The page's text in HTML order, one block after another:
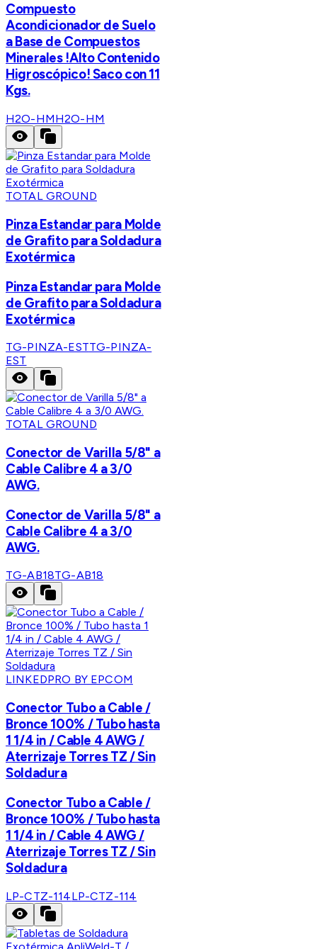
Compuesto
Acondicionador de Suelo
a Base de Compuestos
Minerales !Alto Contenido
Higroscópico! Saco con 11
Kgs.
H2O-HMH2O-HM
TOTAL GROUND
Pinza Estandar para Molde
de Grafito para Soldadura
Exotérmica
Pinza Estandar para Molde
de Grafito para Soldadura
Exotérmica
TG-PINZA-ESTTG-PINZA-
EST
TOTAL GROUND
Conector de Varilla 5/8" a
Cable Calibre 4 a 3/0
AWG.
Conector de Varilla 5/8" a
Cable Calibre 4 a 3/0
AWG.
TG-AB18TG-AB18
LINKEDPRO BY EPCOM
Conector Tubo a Cable /
Bronce 100% / Tubo hasta
1 1/4 in / Cable 4 AWG /
Aterrizaje Torres TZ / Sin
Soldadura
Conector Tubo a Cable /
Bronce 100% / Tubo hasta
1 1/4 in / Cable 4 AWG /
Aterrizaje Torres TZ / Sin
Soldadura
LP-CTZ-114LP-CTZ-114